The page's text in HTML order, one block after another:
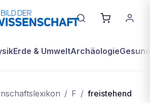
Erde & UmweltArchäologie
/ F / freistehend